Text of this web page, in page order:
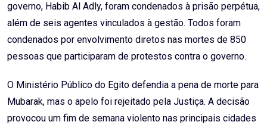
governo, Habib Al Adly, foram condenados à prisão perpétua,
além de seis agentes vinculados à gestão. Todos foram
condenados por envolvimento diretos nas mortes de 850
pessoas que participaram de protestos contra o governo.
O Ministério Público do Egito defendia a pena de morte para
Mubarak, mas o apelo foi rejeitado pela Justiça. A decisão
provocou um fim de semana violento nas principais cidades